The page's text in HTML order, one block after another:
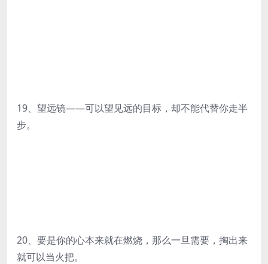
19、望远镜——可以望见远的目标，却不能代替你走半
步。
20、要是你的心本来就在燃烧，那么一旦需要，掏出来
就可以当火把。